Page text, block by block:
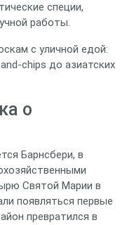
специи,
работы.
с уличной едой:
до азиатских
о
Барнсбери, в
Святой Марии в
появляться первые
превратился в